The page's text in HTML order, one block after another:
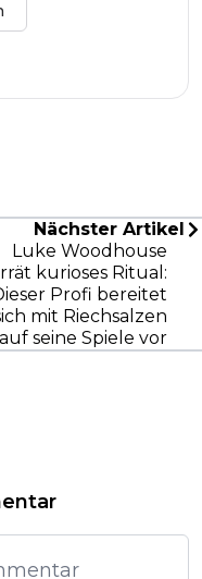
Nächster Artikel
Luke Woodhouse
kurioses Ritual:
Profi bereitet
mit Riechsalzen
auf seine Spiele vor